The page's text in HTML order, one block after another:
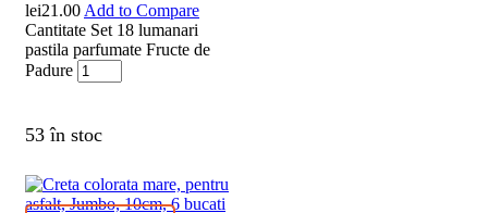
lei21.00 Add to Compare
Cantitate Set 18 lumanari
pastila parfumate Fructe de
Padure
53 în stoc